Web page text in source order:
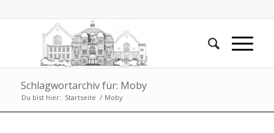
Schlagwortarchiv für: Moby
Du bist hier: Startseite / Moby